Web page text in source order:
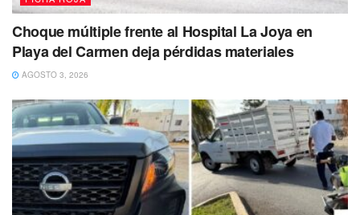
Choque múltiple frente al Hospital La Joya en
Playa del Carmen deja pérdidas materiales
AGOSTO 3, 2026